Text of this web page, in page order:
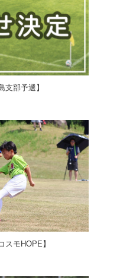
部予選】
モHOPE】